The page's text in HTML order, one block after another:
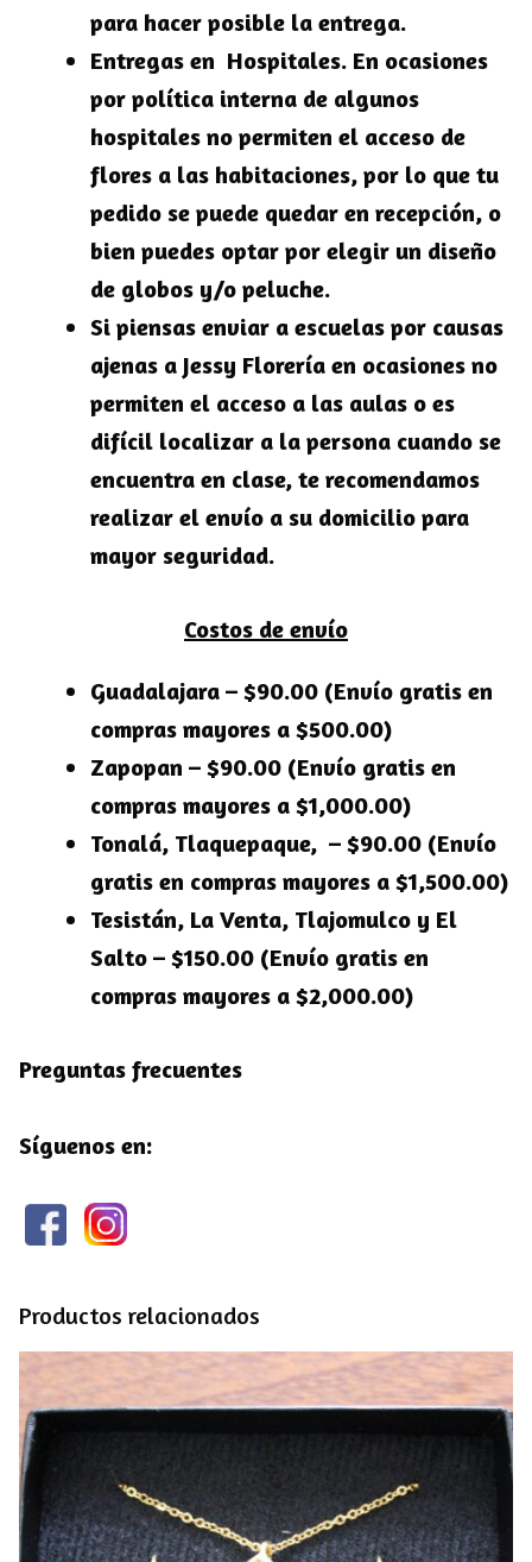
para hacer posible la entrega.
Entregas en Hospitales. En ocasiones
por política interna de algunos
hospitales no permiten el acceso de
flores a las habitaciones, por lo que tu
pedido se puede quedar en recepción, o
bien puedes optar por elegir un diseño
de globos y/o peluche.
Si piensas enviar a escuelas por causas
ajenas a Jessy Florería en ocasiones no
permiten el acceso a las aulas o es
difícil localizar a la persona cuando se
encuentra en clase, te recomendamos
realizar el envío a su domicilio para
mayor seguridad.
Costos de envío
Guadalajara – $90.00 (Envío gratis en
compras mayores a $500.00)
Zapopan – $90.00 (Envío gratis en
compras mayores a $1,000.00)
Tonalá, Tlaquepaque, – $90.00 (Envío
gratis en compras mayores a $1,500.00)
Tesistán, La Venta, Tlajomulco y El
Salto – $150.00 (Envío gratis en
compras mayores a $2,000.00)
Preguntas frecuentes
Síguenos en:
Productos relacionados